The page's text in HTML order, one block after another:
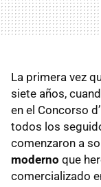
La primera vez
siete años,
en el Concorso
todos los
comenzaron a
moderno que
comercializado